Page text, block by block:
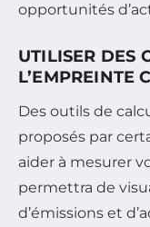
opportunités
UTILISER DES
L’EMPREINTE
Des outils de
proposés par
aider à mesurer
permettra de
d’émissions et